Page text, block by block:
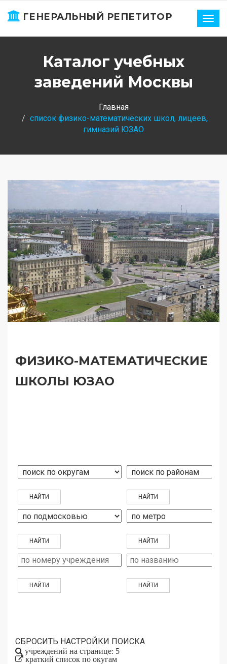
ГЕНЕРАЛЬНЫЙ РЕПЕТИТОР
Каталог учебных
заведений Москвы
Главная
список физико-математических школ, лицеев,
гимназий ЮЗАО
ФИЗИКО-МАТЕМАТИЧЕСКИЕ
ШКОЛЫ ЮЗАО
СБРОСИТЬ НАСТРОЙКИ ПОИСКА
учреждений на странице: 5
краткий список по окугам